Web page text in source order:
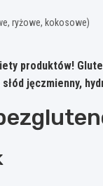
ryżowe, kokosowe)
produktów!
jęczmienny,